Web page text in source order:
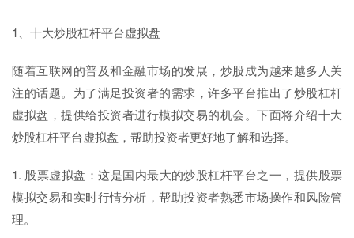
1、十大炒股杠杆平台虚拟盘
随着互联网的普及和金融市场的发展，炒股成为越来越多人关
注的话题。为了满足投资者的需求，许多平台推出了炒股杠杆
虚拟盘，提供给投资者进行模拟交易的机会。下面将介绍十大
炒股杠杆平台虚拟盘，帮助投资者更好地了解和选择。
1. 股票虚拟盘：这是国内最大的炒股杠杆平台之一，提供股票
模拟交易和实时行情分析，帮助投资者熟悉市场操作和风险管
理。